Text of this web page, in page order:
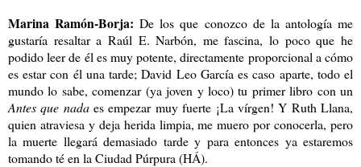
Marina Ramón-Borja: De los que conozco de la antología me
gustaría resaltar a Raúl E. Narbón, me fascina, lo poco que he
podido leer de él es muy potente, directamente proporcional a cómo
es estar con él una tarde; David Leo García es caso aparte, todo el
mundo lo sabe, comenzar (ya joven y loco) tu primer libro con un
Antes que nadaes empezar muy fuerte ¡La vírgen! Y Ruth Llana,
quien atraviesa y deja herida limpia, me muero por conocerla, pero
la muerte llegará demasiado tarde y para entonces ya estaremos
tomando té en la Ciudad Púrpura (HÁ).